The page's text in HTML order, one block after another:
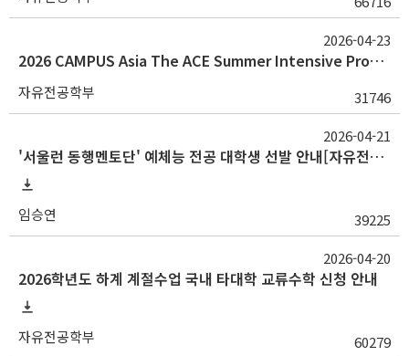
2026 CAMPUS Asia The ACE Summer Intensive Program 참가자 모집(~5/10 밤 12시까지)
자유전공학부 31746
2026-04-23
'서울런 동행멘토단' 예체능 전공 대학생 선발 안내[자유전공학부 또는 학부대학 광역 소속 학생 대상]
임승연 39225
2026-04-21
2026학년도 하계 계절수업 국내 타대학 교류수학 신청 안내
자유전공학부 60279
2026-04-20